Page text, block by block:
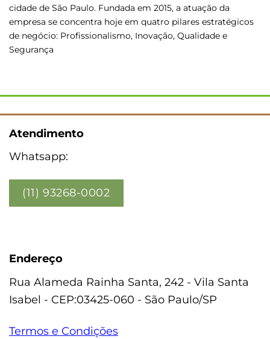
cidade de São Paulo. Fundada em 2015, a atuação da
empresa se concentra hoje em quatro pilares estratégicos
de negócio: Profissionalismo, Inovação, Qualidade e
Segurança
Atendimento
Whatsapp:
(11) 93268-0002
Endereço
Rua Alameda Rainha Santa, 242 - Vila Santa
Isabel - CEP:03425-060 - São Paulo/SP
Termos e Condições